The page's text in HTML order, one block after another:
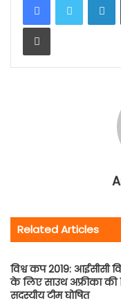
Print
Related Articles
विश्व कप 2019: आईसीसी
के लिए साउथ अफ्रीका की
सदस्यीय टीम घोषित